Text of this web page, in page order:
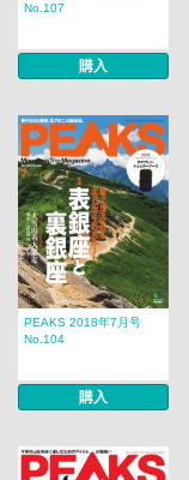
No.107
購入
PEAKS 2018年7月号
No.104
購入